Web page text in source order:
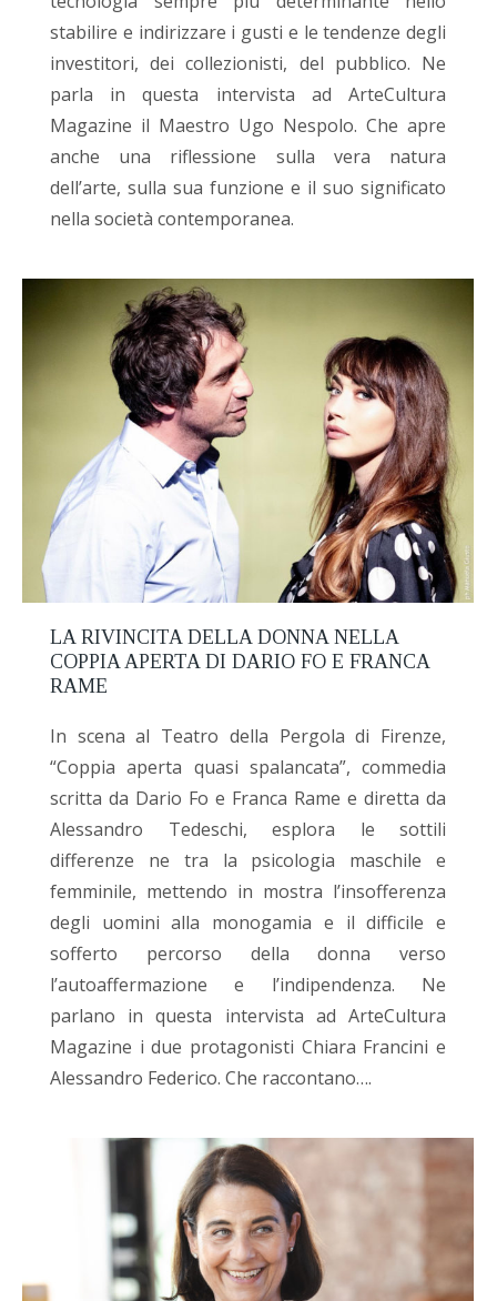
stabilire e indirizzare i gusti e le tendenze degli
investitori, dei collezionisti, del pubblico. Ne
parla in questa intervista ad ArteCultura
Magazine il Maestro Ugo Nespolo. Che apre
anche una riflessione sulla vera natura
dell’arte, sulla sua funzione e il suo significato
nella società contemporanea.
LA RIVINCITA DELLA DONNA NELLA
COPPIA APERTA DI DARIO FO E FRANCA
RAME
In scena al Teatro della Pergola di Firenze,
“Coppia aperta quasi spalancata”, commedia
scritta da Dario Fo e Franca Rame e diretta da
Alessandro Tedeschi, esplora le sottili
differenze ne tra la psicologia maschile e
femminile, mettendo in mostra l’insofferenza
degli uomini alla monogamia e il difficile e
sofferto percorso della donna verso
l’autoaffermazione e l’indipendenza. Ne
parlano in questa intervista ad ArteCultura
Magazine i due protagonisti Chiara Francini e
Alessandro Federico. Che raccontano….